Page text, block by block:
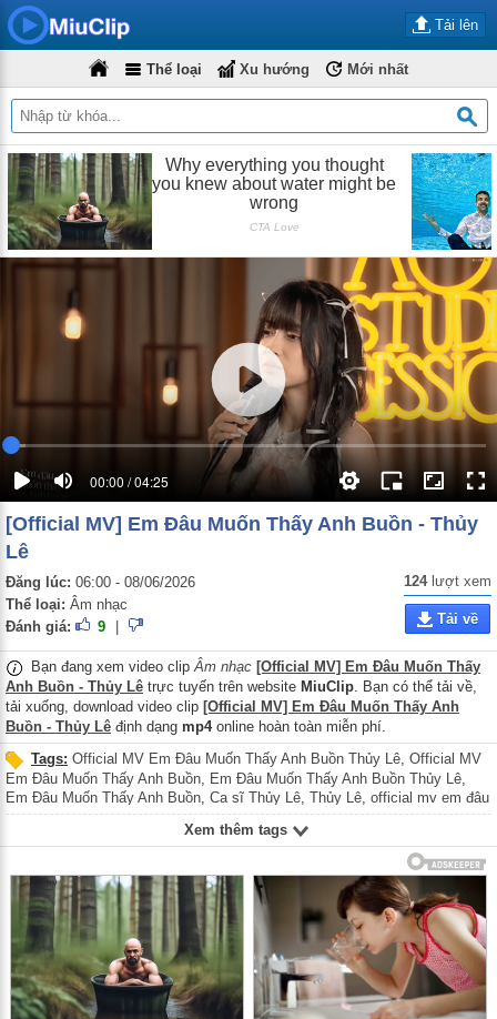
Tải lên
Thể loại Xu hướng Mới nhất
00:00 / 04:25
[Official MV] Em Đâu Muốn Thấy Anh Buồn - Thủy
Lê
Đăng lúc: 06:00 - 08/06/2026
Thể loại: Âm nhạc
Đánh giá:
9
124lượt xem
Tải về
Bạn đang xem video clipÂm nhạc [Official MV] Em Đâu Muốn Thấy
Anh Buồn - Thủy Lê trực tuyến trên website MiuClip. Bạn có thể tải về,
tải xuống, download video clip [Official MV] Em Đâu Muốn Thấy Anh
Buồn - Thủy Lê định dạng mp4online hoàn toàn miễn phí.
Tags: Official MV Em Đâu Muốn Thấy Anh Buồn Thủy Lê, Official MV
Em Đâu Muốn Thấy Anh Buồn Em Đâu Muốn Thấy Anh Buồn Thủy Lê
Em Đâu Muốn Thấy Anh Buồn Ca sĩ Thủy Lê Thủy Lê official mv em đâu
muốn thấy anh buồn thủy lê,official mv em đâu muốn thấy anh buồn,em
đâu muốn thấy anh buồn thủy lê,em đâu muốn thấy anh buồn
Official MV Em Dau Muon Thay
Anh Buon,Em Dau Muon Thay Anh Buon Thuy Le,Em Dau Muon Thay
Anh Buon, Ca si Thuy Le ,Thuy Le
Xem thêm tags